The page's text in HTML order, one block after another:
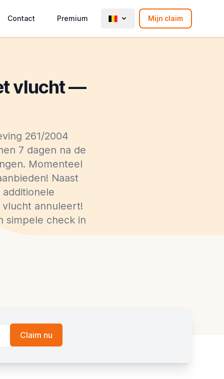
Contact Premium Mijn claim
vlucht —
261/2004
7 dagen na de
Momenteel
Naast
annuleert!
simpele check in